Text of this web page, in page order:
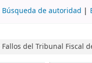
Búsqueda de autoridad
Fallos del Tribunal Fiscal